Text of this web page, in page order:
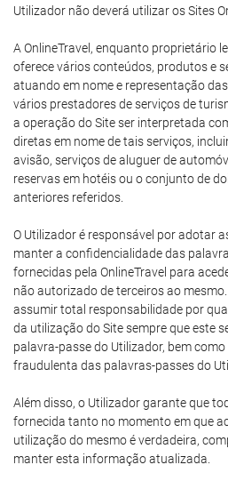
Utilizador não deverá utilizar os Sites
A OnlineTravel, enquanto proprietário
oferece vários conteúdos, produtos e
atuando em nome e representação
vários prestadores de serviços de
a operação do Site ser interpretada
diretas em nome de tais serviços,
avisão, serviços de aluguer de
reservas em hotéis ou o conjunto de
anteriores referidos.
O Utilizador é responsável por adotar
manter a confidencialidade das
fornecidas pela OnlineTravel para
não autorizado de terceiros ao
assumir total responsabilidade por
da utilização do Site sempre que este
palavra-passe do Utilizador, bem
fraudulenta das palavras-passes do
Além disso, o Utilizador garante que
fornecida tanto no momento em que
utilização do mesmo é verdadeira,
manter esta informação atualizada.